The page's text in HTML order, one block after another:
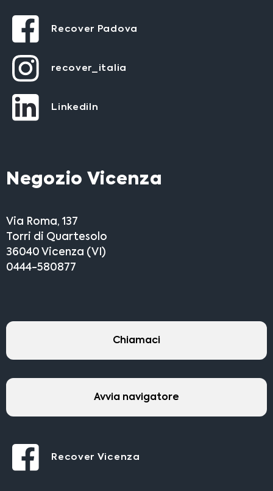
Recover Padova
recover_italia
LinkediIn
Negozio Vicenza
Via Roma, 137
Torri di Quartesolo
36040 Vicenza (VI)
0444-580877
Chiamaci
Avvia navigatore
Recover Vicenza